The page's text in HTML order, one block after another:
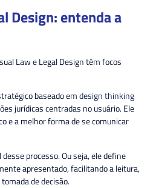
Design:entenda a
Law e Legal Design têm focos
baseado emdesign thinking
jurídicas centradas no usuário. Ele
e a melhor forma de se comunicar
processo. Ou seja, ele define
apresentado, facilitando a leitura,
de decisão.